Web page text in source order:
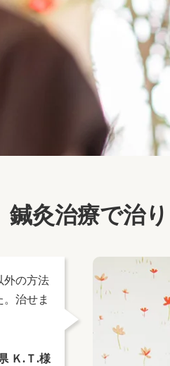
鍼灸治療で治
外の方法
治せま
Ｋ.Ｔ.様